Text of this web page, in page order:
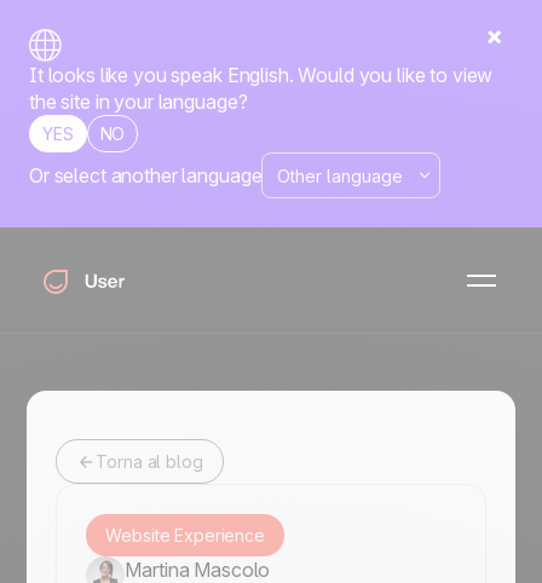
It looks like you speak English. Would you like to view
the site in your language?
YES NO
Or select another language
Website Experience
Impara a creare esperienze che coinvolgono i tuoi
visitatori, riducono gli ostacoli e li guidano naturalmente
Torna al blog
Website Experience
Martina Mascolo